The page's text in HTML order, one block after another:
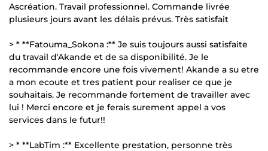
Ascréation. Travail professionnel. Commande livrée
plusieurs jours avant les délais prévus. Très satisfait
> * **Fatouma_Sokona :** Je suis toujours aussi satisfaite
du travail d'Akande et de sa disponibilité. Je le
recommande encore une fois vivement! Akande a su etre
a mon ecoute et tres patient pour realiser ce que je
souhaitais. Je recommande fortement de travailler avec
lui ! Merci encore et je ferais surement appel a vos
services dans le futur!!
> * **LabTim :** Excellente prestation, personne très